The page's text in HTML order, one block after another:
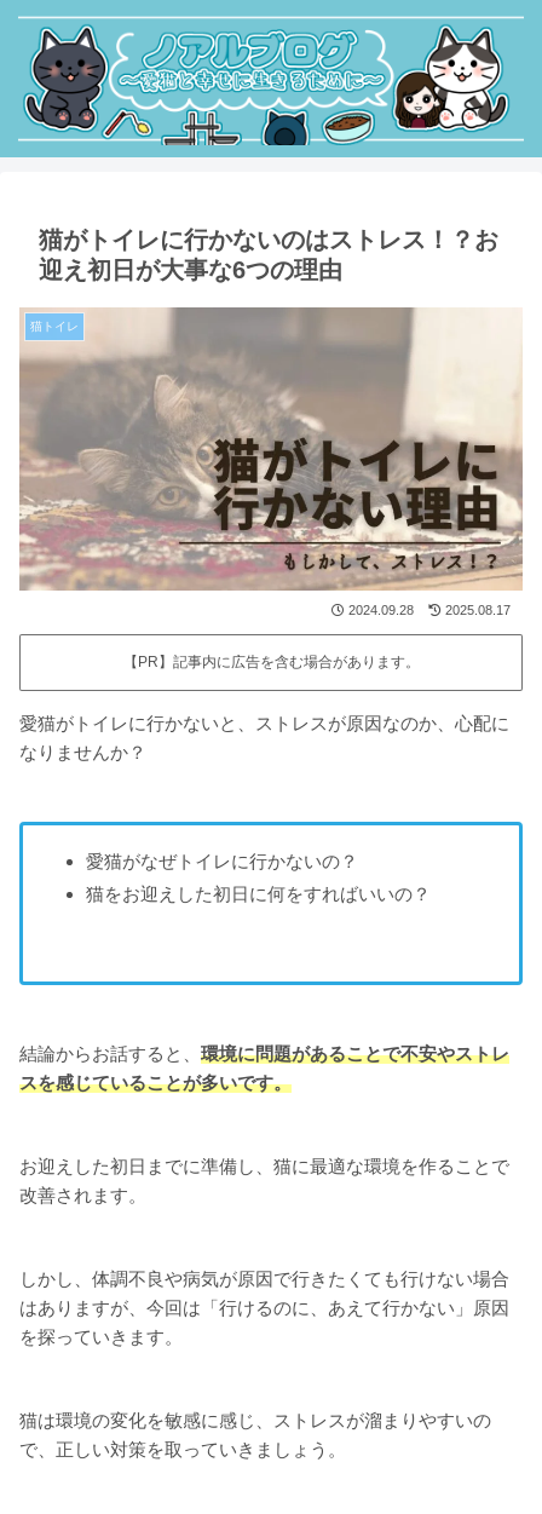
猫がトイレに行かないのはストレス！？お
迎え初日が大事な6つの理由
猫トイレ
2024.09.28 2025.08.17
【PR】記事内に広告を含む場合があります。
愛猫がトイレに行かないと、ストレスが原因なのか、心配に
なりませんか？
愛猫がなぜトイレに行かないの？
猫をお迎えした初日に何をすればいいの？
結論からお話すると、 環境に問題があることで不安やストレ
スを感じていることが多いです。
お迎えした初日までに準備し、猫に最適な環境を作ることで
改善されます。
しかし、体調不良や病気が原因で行きたくても行けない場合
はありますが、今回は「行けるのに、あえて行かない」原因
を探っていきます。
猫は環境の変化を敏感に感じ、ストレスが溜まりやすいの
で、正しい対策を取っていきましょう。